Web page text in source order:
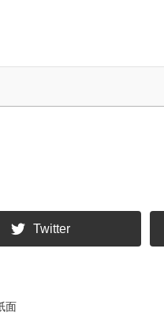
Twitter
面